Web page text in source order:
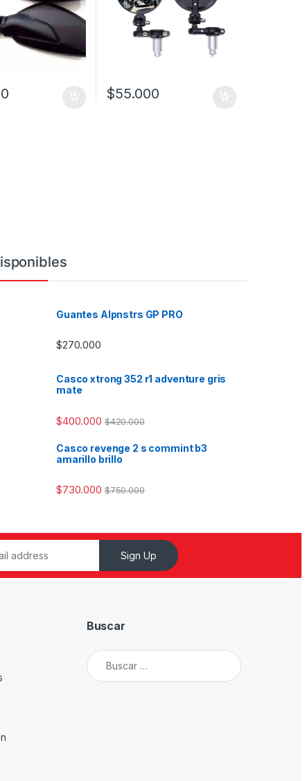
$55.000
Guantes Alpnstrs GP PRO
$270.000
Casco xtrong 352 r1 adventure gris
mate
$400.000 $420.000
Casco revenge 2 s commint b3
amarillo brillo
$730.000 $750.000
Sign Up
Buscar
Buscar: